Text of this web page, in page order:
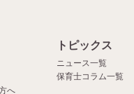
へ
トピックス
ニュース一覧
保育士コラム一覧